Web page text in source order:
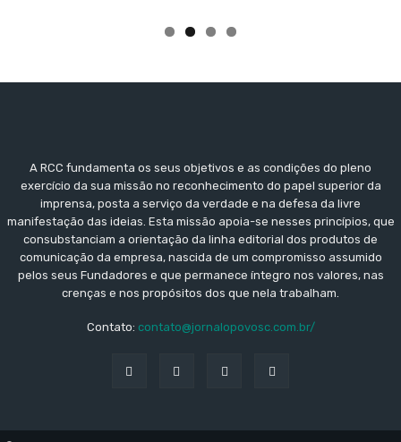
A RCC fundamenta os seus objetivos e as condições do pleno
exercício da sua missão no reconhecimento do papel superior da
imprensa, posta a serviço da verdade e na defesa da livre
manifestação das ideias. Esta missão apoia-se nesses princípios, que
consubstanciam a orientação da linha editorial dos produtos de
comunicação da empresa, nascida de um compromisso assumido
pelos seus Fundadores e que permanece íntegro nos valores, nas
crenças e nos propósitos dos que nela trabalham.
Contato: contato@jornalopovosc.com.br/